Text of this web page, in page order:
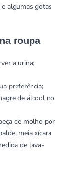
algumas gotas
roupa
a urina;
preferência;
de álcool no
de molho por
meia xícara
de lava-